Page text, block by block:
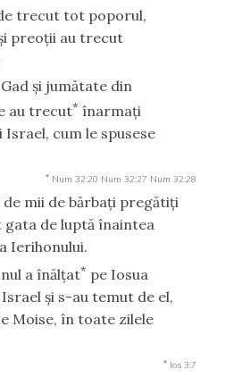
trecut tot poporul,
preoţii au trecut
şi jumătate din
au trecut* înarmaţi
cum le spusese
* Num 32:20 Num 32:27 Num 32:28
mii de bărbaţi pregătiţi
de luptă înaintea
Ierihonului.
a înălţat* pe Iosua
şi s-au temut de el,
Moise, în toate zilele
* Ios 3:7